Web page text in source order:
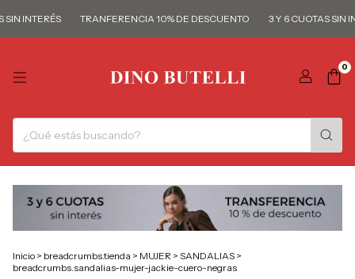
INTERÉS TRANFERENCIA 10% DE DESCUENTO 3 Y 6 CUOTAS SIN
0
Inicio > breadcrumbs.tienda > MUJER > SANDALIAS >
breadcrumbs.sandalias-mujer-jackie-cuero-negras